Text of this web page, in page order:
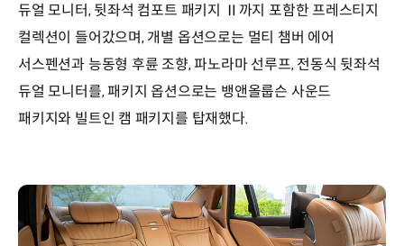
듀얼 모니터, 뒷좌석 컴포트 패키지 Ⅱ까지 포함한 프레스티지
컬렉션이 들어갔으며, 개별 옵션으로는 멀티 챔버 에어
서스펜션과 능동형 후륜 조향, 파노라마 선루프, 전동식 뒷좌석
듀얼 모니터를, 패키지 옵션으로는 뱅앤올룹슨 사운드
패키지와 빌트인 캠 패키지를 탑재했다.